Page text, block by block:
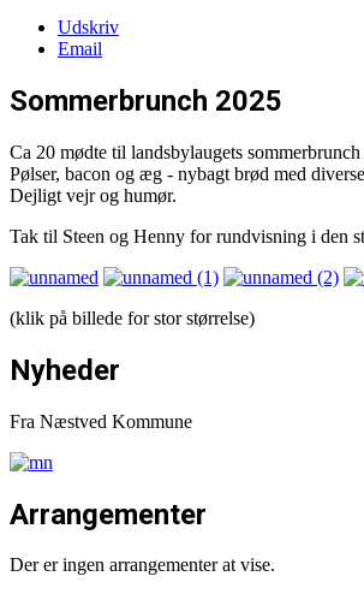
Udskriv
Email
Sommerbrunch 2025
Ca 20 mødte til landsbylaugets
Pølser, bacon og æg - nybagt brød med
Dejligt vejr og humør.
Tak til Steen og Henny for rundvisning i den
(klik på billede for stor størrelse)
Nyheder
Fra Næstved Kommune
Arrangementer
Der er ingen arrangementer at vise.